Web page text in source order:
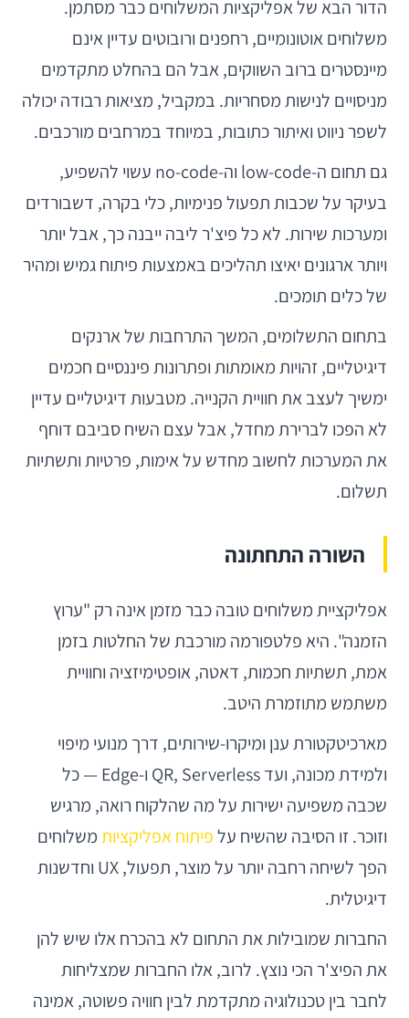
הדור הבא של אפליקציות המשלוחים כבר מסתמן.
משלוחים אוטונומיים, רחפנים ורובוטים עדיין אינם
מיינסטרים ברוב השווקים, אבל הם בהחלט מתקדמים
מניסויים לנישות מסחריות. במקביל, מציאות רבודה יכולה
לשפר ניווט ואיתור כתובות, במיוחד במרחבים מורכבים.
גם תחום ה-low-code וה-no-code עשוי להשפיע,
בעיקר על שכבות תפעול פנימיות, כלי בקרה, דשבורדים
ומערכות שירות. לא כל פיצ'ר ליבה ייבנה כך, אבל יותר
ויותר ארגונים יאיצו תהליכים באמצעות פיתוח גמיש ומהיר
של כלים תומכים.
בתחום התשלומים, המשך התרחבות של ארנקים
דיגיטליים, זהויות מאומתות ופתרונות פיננסיים חכמים
ימשיך לעצב את חוויית הקנייה. מטבעות דיגיטליים עדיין
לא הפכו לברירת מחדל, אבל עצם השיח סביבם דוחף
את המערכות לחשוב מחדש על אימות, פרטיות ותשתיות
תשלום.
השורה התחתונה
אפליקציית משלוחים טובה כבר מזמן אינה רק "ערוץ
הזמנה". היא פלטפורמה מורכבת של החלטות בזמן
אמת, תשתיות חכמות, דאטה, אופטימיזציה וחוויית
משתמש מתוזמרת היטב.
מארכיטקטורת ענן ומיקרו-שירותים, דרך מנועי מיפוי
ולמידת מכונה, ועד QR, Serverless ו-Edge — כל
שכבה משפיעה ישירות על מה שהלקוח רואה, מרגיש
וזוכר. זו הסיבה שהשיח עלפיתוח אפליקציותמשלוחים
הפך לשיחה רחבה יותר על מוצר, תפעול, UX וחדשנות
דיגיטלית.
החברות שמובילות את התחום לא בהכרח אלו שיש להן
את הפיצ'ר הכי נוצץ. לרוב, אלו החברות שמצליחות
לחבר בין טכנולוגיה מתקדמת לבין חוויה פשוטה, אמינה